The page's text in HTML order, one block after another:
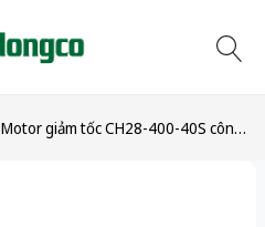
Motor giảm tốc CH28-400-40S công suất 1/2HP (400W) 0,4kW tỉ số truyền 1/40